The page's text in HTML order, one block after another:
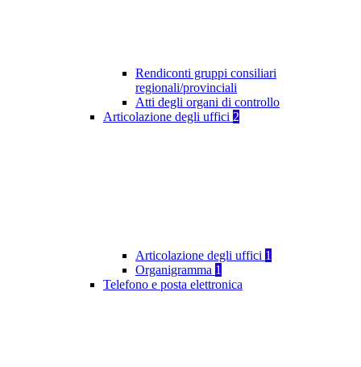
Rendiconti gruppi consiliari
regionali/provinciali
Atti degli organi di controllo
Articolazione degli uffici 2
Articolazione degli uffici 1
Organigramma 1
Telefono e posta elettronica